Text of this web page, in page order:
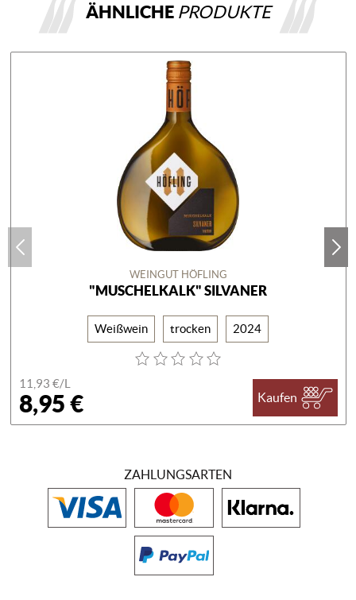
ÄHNLICHE PRODUKTE
WEINGUT HÖFLING
"MUSCHELKALK" SILVANER
Weißwein trocken 2024
11,93 €/L
8,95 € Kaufen
ZAHLUNGSARTEN